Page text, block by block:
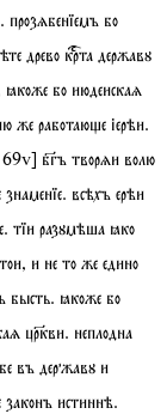
бо
древо крта державꙋ
бо июдеискаѧ
же работаюе іерѣи.
69v] бгъ творѧи волю
всѣхъ ерѣи
тїи разꙋмѣша ꙗко
и не то же едино
бысть. ꙗкоже бо
цркви. неплодна
въ державꙋ и
законъ истиннѣ.